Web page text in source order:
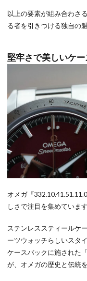
以上の要素が組み合わさ
る者を引きつける独自の
堅牢さで美しいケ
オメガ『
しさで注目を集めています
ステンレススティールケ
ーツウォッチらしいスタ
ケースバックに施された
が、オメガの歴史と伝統